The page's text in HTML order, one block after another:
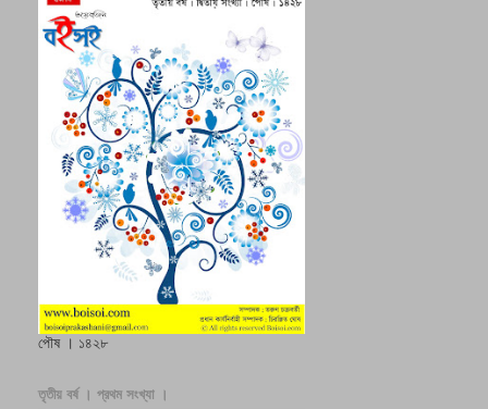
পৌষ । ১৪২৮
তৃতীয় বর্ষ । প্রথম সংখ্যা ।